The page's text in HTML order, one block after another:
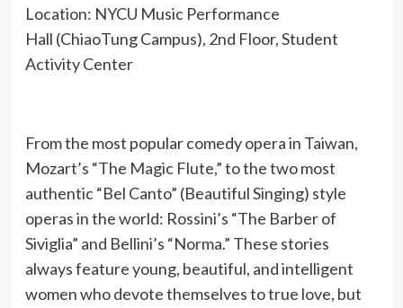
Location: NYCU Music Performance
Hall (ChiaoTung Campus), 2nd Floor, Student
Activity Center
From the most popular comedy opera in Taiwan,
Mozart’s “The Magic Flute,” to the two most
authentic “Bel Canto” (Beautiful Singing) style
operas in the world: Rossini’s “The Barber of
Siviglia” and Bellini’s “Norma.” These stories
always feature young, beautiful, and intelligent
women who devote themselves to true love, but